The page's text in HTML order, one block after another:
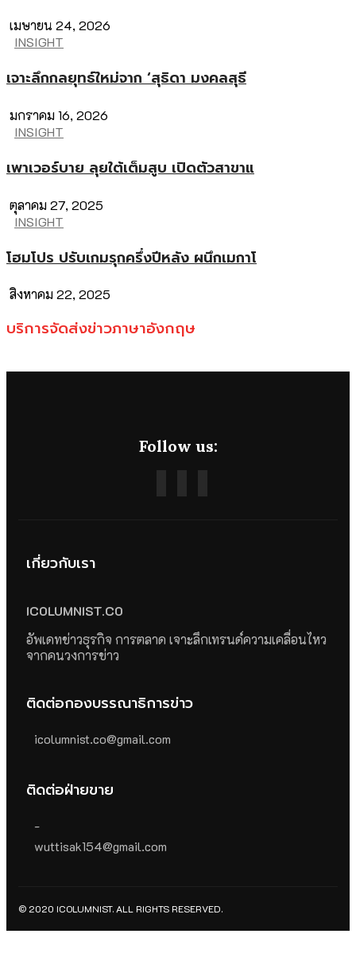
เมษายน 24, 2026
INSIGHT
เจาะลึกกลยุทธ์ใหม่จาก ‘สุธิดา มงคลสุธี
มกราคม 16, 2026
INSIGHT
เพาเวอร์บาย ลุยใต้เต็มสูบ เปิดตัวสาขาแ
ตุลาคม 27, 2025
INSIGHT
โฮมโปร ปรับเกมรุกครึ่งปีหลัง ผนึกเมกาโ
สิงหาคม 22, 2025
บริการจัดส่งข่าวภาษาอังกฤษ
Follow us:
เกี่ยวกับเรา
ICOLUMNIST.CO
อัพเดทข่าวธุรกิจ การตลาด เจาะลึกเทรนด์ความเคลื่อนไหว
จากคนวงการข่าว
ติดต่อกองบรรณาธิการข่าว
icolumnist.co@gmail.com
ติดต่อฝ่ายขาย
-
wuttisak154@gmail.com
© 2020 ICOLUMNIST. ALL RIGHTS RESERVED.